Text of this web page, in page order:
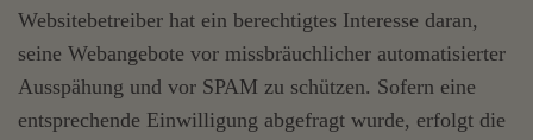
Websitebetreiber hat ein berechtigtes Interesse daran,
seine Webangebote vor missbräuchlicher automatisierter
Ausspähung und vor SPAM zu schützen. Sofern eine
entsprechende Einwilligung abgefragt wurde, erfolgt die